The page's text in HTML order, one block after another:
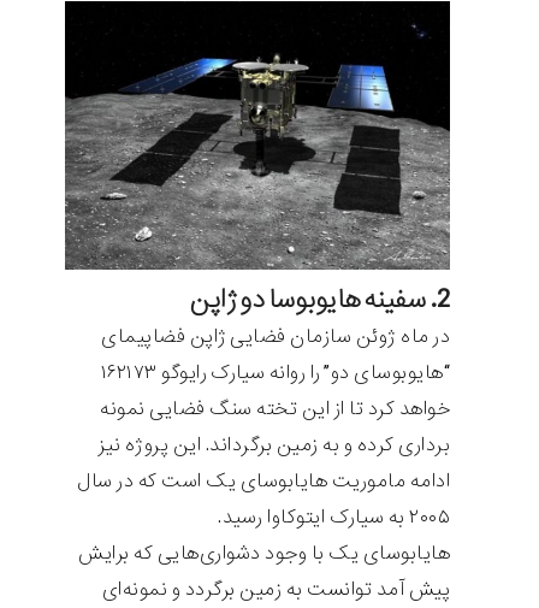
2. سفینه هایوبوسا دو ژاپن
در ماه ژوئن سازمان فضایی ژاپن فضاپیمای
“هایوبوسای دو” را روانه سیارک رایوگو ۱۶۲۱۷۳
خواهد کرد تا از این تخته سنگ فضایی نمونه
برداری کرده و به زمین برگرداند. این پروژه نیز
ادامه ماموریت هایابوسای یک است که در سال
۲۰۰۵ به سیارک ایتوکاوا رسید.
هایابوسای یک با وجود دشواری‌هایی که برایش
پیش‌ آمد توانست به زمین برگردد و نمونه‌ای